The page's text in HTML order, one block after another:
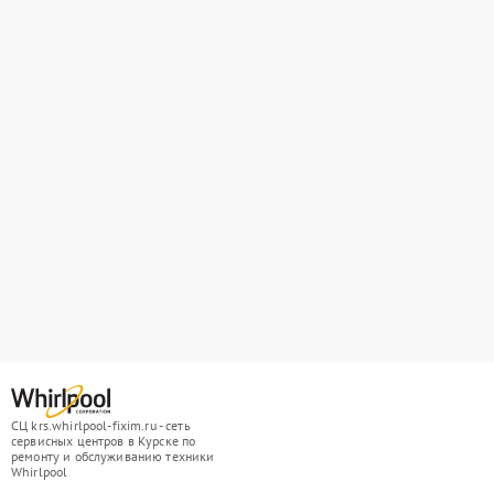
СЦ krs.whirlpool-fixim.ru - сеть
сервисных центров в Курске по
ремонту и обслуживанию техники
Whirlpool